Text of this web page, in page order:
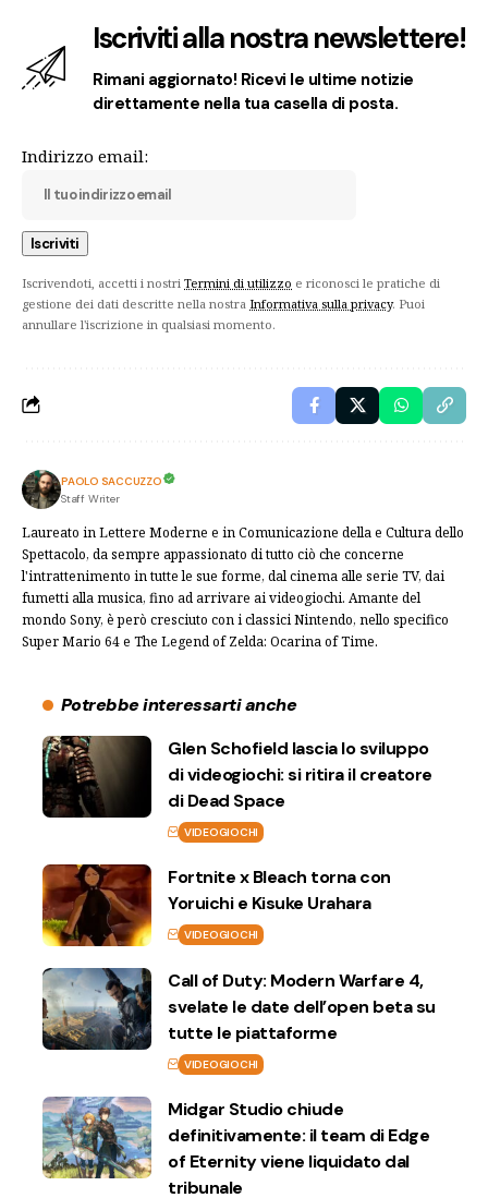
Iscriviti alla nostra newslettere!
Rimani aggiornato! Ricevi le ultime notizie
direttamente nella tua casella di posta.
Indirizzo email:
Iscrivendoti, accetti i nostri Termini di utilizzo e riconosci le pratiche di
gestione dei dati descritte nella nostra Informativa sulla privacy. Puoi
annullare l'iscrizione in qualsiasi momento.
PAOLO SACCUZZO
Staff Writer
Laureato in Lettere Moderne e in Comunicazione della e Cultura dello
Spettacolo, da sempre appassionato di tutto ciò che concerne
l'intrattenimento in tutte le sue forme, dal cinema alle serie TV, dai
fumetti alla musica, fino ad arrivare ai videogiochi. Amante del
mondo Sony, è però cresciuto con i classici Nintendo, nello specifico
Super Mario 64 e The Legend of Zelda: Ocarina of Time.
Potrebbe interessarti anche
Glen Schofield lascia lo sviluppo
di videogiochi: si ritira il creatore
di Dead Space
VIDEOGIOCHI
Fortnite x Bleach torna con
Yoruichi e Kisuke Urahara
VIDEOGIOCHI
Call of Duty: Modern Warfare 4,
svelate le date dell’open beta su
tutte le piattaforme
VIDEOGIOCHI
Midgar Studio chiude
definitivamente: il team di Edge
of Eternity viene liquidato dal
tribunale